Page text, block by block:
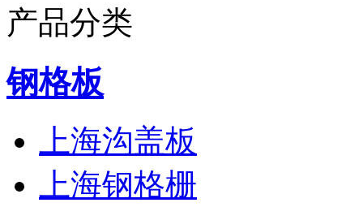
产品分类
钢格板
上海沟盖板
上海钢格栅